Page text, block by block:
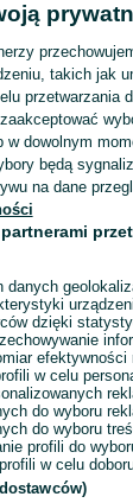
takich jak
przetwarzania
w dowolnym
będą
na dane
danych
dzięki
w celu
do wyboru
do wyboru
profili do
w celu